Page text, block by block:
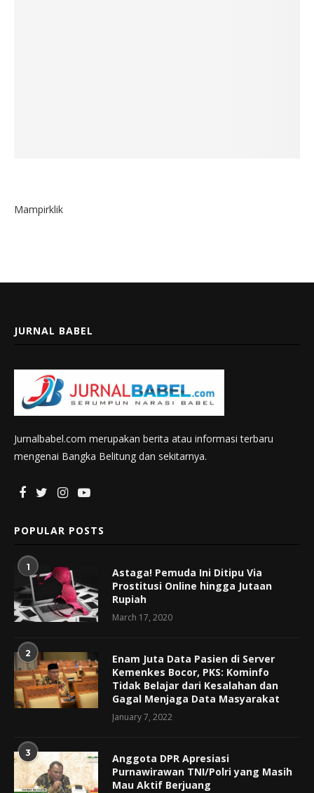
Mampirklik
JURNAL BABEL
Jurnalbabel.com merupakan berita atau informasi terbaru
mengenai Bangka Belitung dan sekitarnya.
POPULAR POSTS
1
Astaga! Pemuda Ini Ditipu Via
Prostitusi Online hingga Jutaan
Rupiah
March 17, 2020
2
Enam Juta Data Pasien di Server
Kemenkes Bocor, PKS: Kominfo
Tidak Belajar dari Kesalahan dan
Gagal Menjaga Data Masyarakat
January 7, 2022
3
Anggota DPR Apresiasi
Purnawirawan TNI/Polri yang Masih
Mau Aktif Berjuang